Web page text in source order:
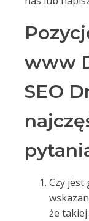
www
SEO
Czy jest
że takiej